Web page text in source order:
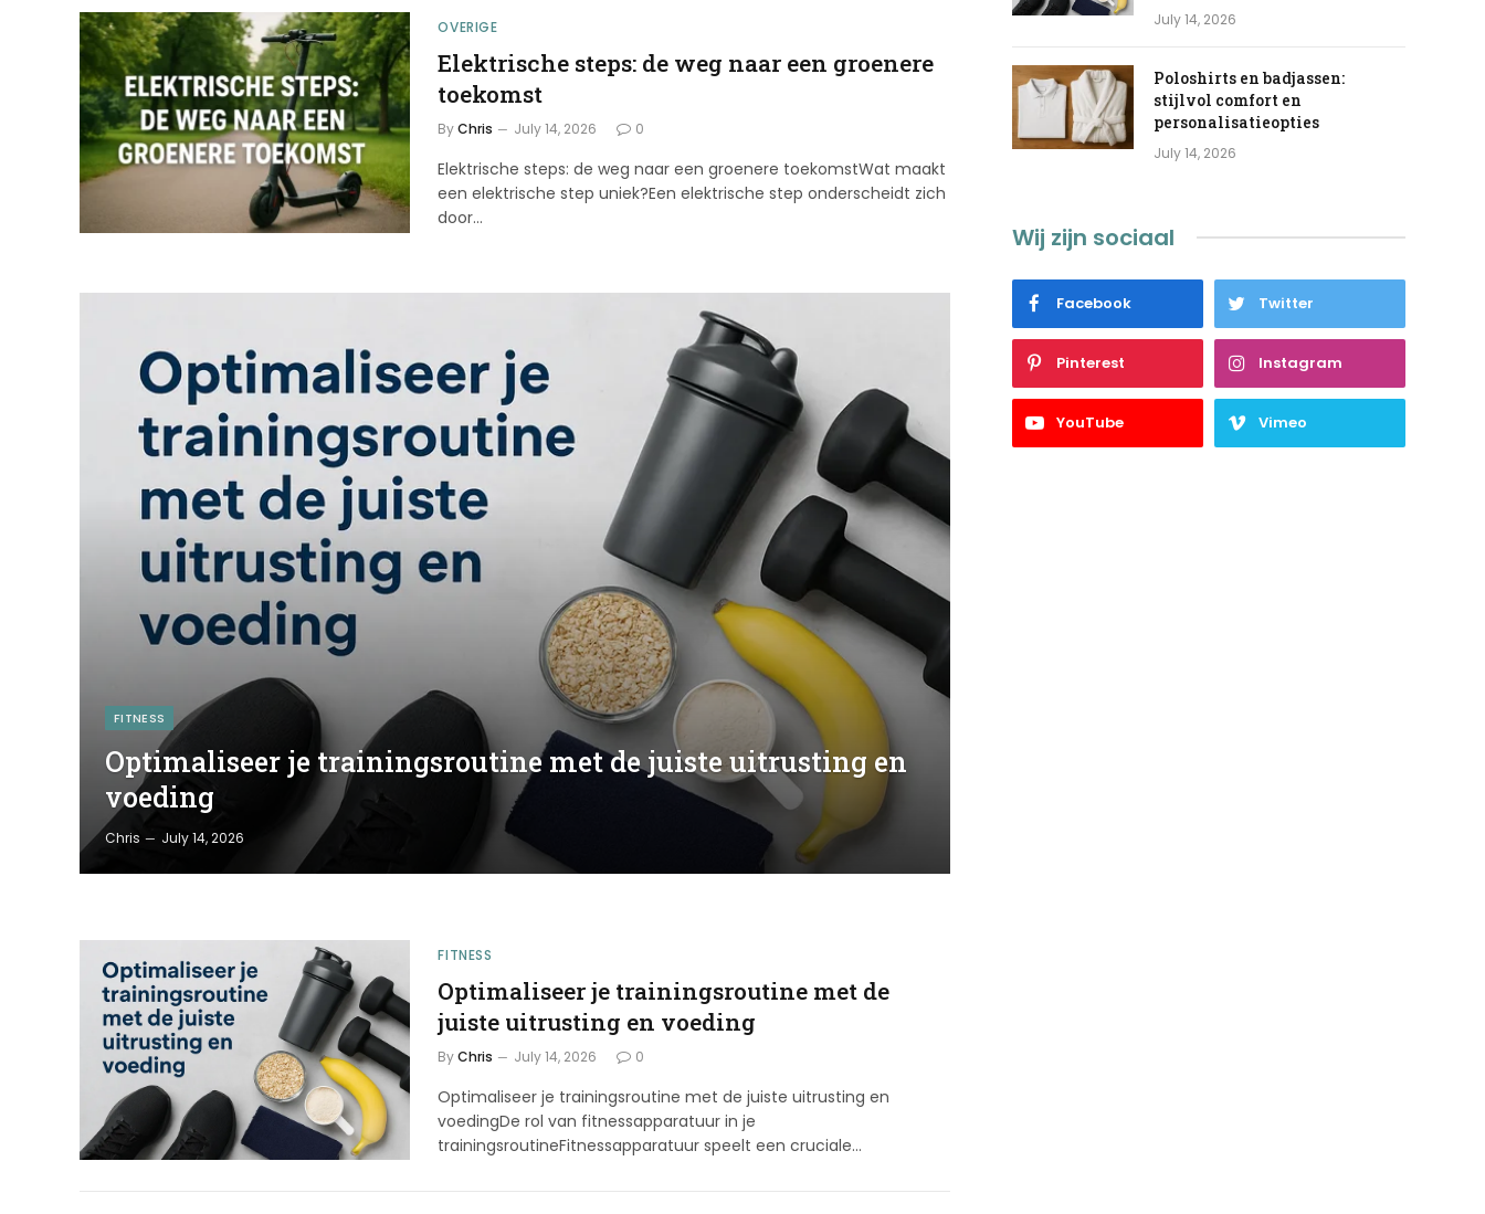
OVERIGE
Elektrische steps: de weg naar een groenere
toekomst
By Chris July 14, 2026 0
Elektrische steps: de weg naar een groenere toekomstWat maakt
een elektrische step uniek?Een elektrische step onderscheidt zich
door…
FITNESS
Optimaliseer je trainingsroutine met de juiste uitrusting en
voeding
Chris July 14, 2026
FITNESS
Optimaliseer je trainingsroutine met de
juiste uitrusting en voeding
By Chris July 14, 2026 0
Optimaliseer je trainingsroutine met de juiste uitrusting en
voedingDe rol van fitnessapparatuur in je
trainingsroutineFitnessapparatuur speelt een cruciale…
July 14, 2026
Poloshirts en badjassen:
stijlvol comfort en
personalisatieopties
July 14, 2026
Wij zijn sociaal
Facebook Twitter
Pinterest Instagram
YouTube Vimeo